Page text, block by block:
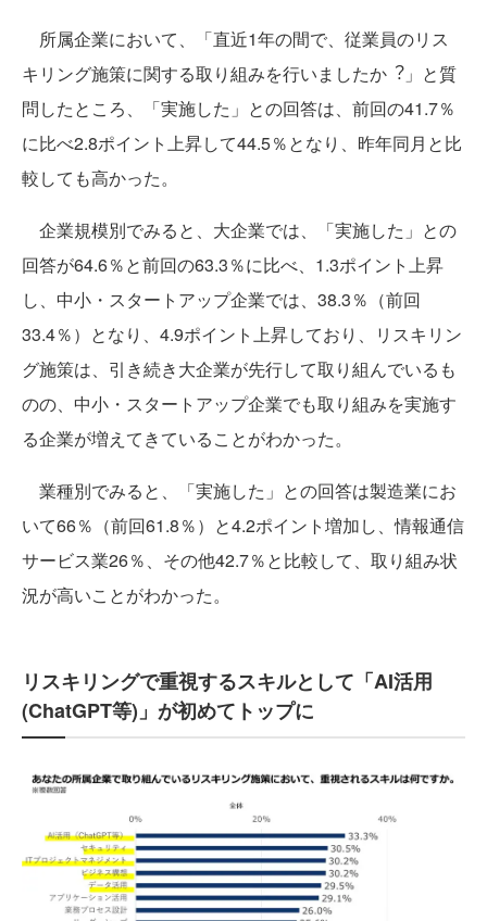
所属企業において、「直近1年の間で、従業員のリス
キリング施策に関する取り組みを行いましたか︖」と質
問したところ、「実施した」との回答は、前回の41.7％
に比べ2.8ポイント上昇して44.5％となり、昨年同月と比
較しても高かった。
企業規模別でみると、大企業では、「実施した」との
回答が64.6％と前回の63.3％に比べ、1.3ポイント上昇
し、中小・スタートアップ企業では、38.3％（前回
33.4％）となり、4.9ポイント上昇しており、リスキリン
グ施策は、引き続き大企業が先行して取り組んでいるも
のの、中小・スタートアップ企業でも取り組みを実施す
る企業が増えてきていることがわかった。
業種別でみると、「実施した」との回答は製造業にお
いて66％（前回61.8％）と4.2ポイント増加し、情報通信
サービス業26％、その他42.7％と比較して、取り組み状
況が高いことがわかった。
リスキリングで重視するスキルとして「AI活用
(ChatGPT等)」が初めてトップに